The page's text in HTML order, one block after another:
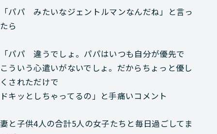
「パパ みたいなジェントルマンなんだね」と言っ
たら
「パパ 違うでしょ。パパはいつも自分が優先で
こういう心遣いがないでしょ。だからちょっと優し
くされただけで
ドキッとしちゃってるの」と手痛いコメント
妻と子供4人の合計5人の女子たちと毎日過ごしてま